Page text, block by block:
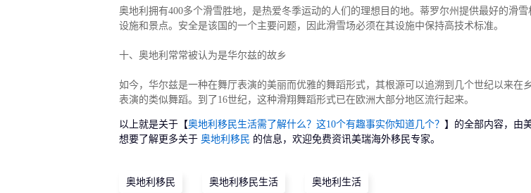
奥地利拥有400多个滑雪胜地，是热爱冬季运动的人们的理想目的地。蒂罗尔州提供最好的滑
设施和景点。安全是该国的一个主要问题，因此滑雪场必须在其设施中保持高技术标准。
十、奥地利常常被认为是华尔兹的故乡
如今，华尔兹是一种在舞厅表演的美丽而优雅的舞蹈形式，其根源可以追溯到几个世纪以来在
表演的类似舞蹈。到了16世纪，这种滑翔舞蹈形式已在欧洲大部分地区流行起来。
以上就是关于【奥地利移民生活需了解什么？这10个有趣事实你知道几个？ 】的全部内容，由
想要了解更多关于奥地利移民 的信息，欢迎免费资讯美瑞海外移民专家。
奥地利移民 奥地利移民生活 奥地利生活